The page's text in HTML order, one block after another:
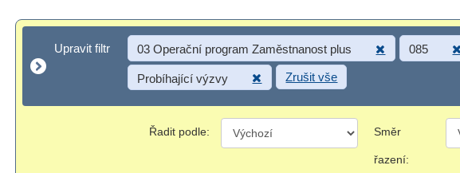
Upravit filtr
Upravit filtr 03 Operační program Zaměstnanost plus 085
Probíhající výzvy Zrušit vše
Řadit podle: Směr
řazení: